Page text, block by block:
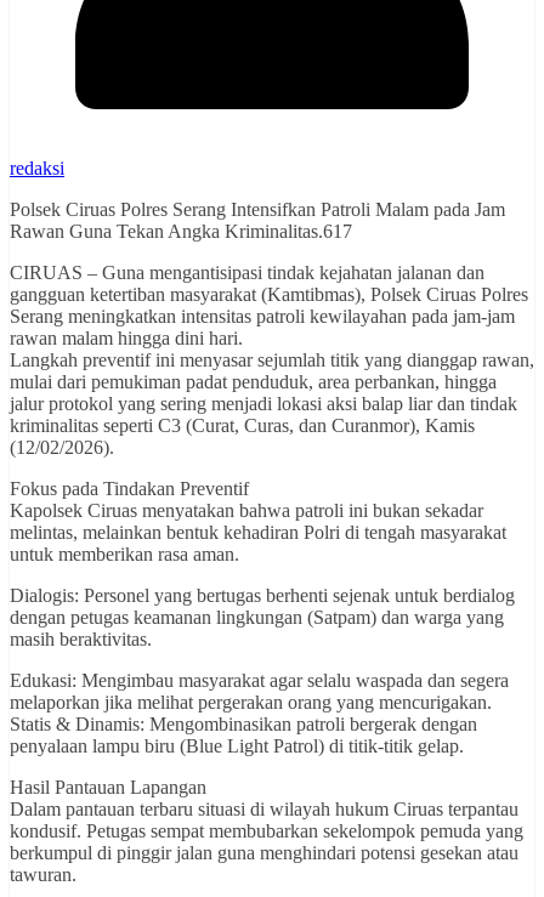
redaksi
Polsek Ciruas Polres Serang Intensifkan Patroli Malam pada Jam
Rawan Guna Tekan Angka Kriminalitas.617
CIRUAS – Guna mengantisipasi tindak kejahatan jalanan dan
gangguan ketertiban masyarakat (Kamtibmas), Polsek Ciruas Polres
Serang meningkatkan intensitas patroli kewilayahan pada jam-jam
rawan malam hingga dini hari.
Langkah preventif ini menyasar sejumlah titik yang dianggap rawan,
mulai dari pemukiman padat penduduk, area perbankan, hingga
jalur protokol yang sering menjadi lokasi aksi balap liar dan tindak
kriminalitas seperti C3 (Curat, Curas, dan Curanmor), Kamis
(12/02/2026).
Fokus pada Tindakan Preventif
Kapolsek Ciruas menyatakan bahwa patroli ini bukan sekadar
melintas, melainkan bentuk kehadiran Polri di tengah masyarakat
untuk memberikan rasa aman.
Dialogis: Personel yang bertugas berhenti sejenak untuk berdialog
dengan petugas keamanan lingkungan (Satpam) dan warga yang
masih beraktivitas.
Edukasi: Mengimbau masyarakat agar selalu waspada dan segera
melaporkan jika melihat pergerakan orang yang mencurigakan.
Statis & Dinamis: Mengombinasikan patroli bergerak dengan
penyalaan lampu biru (Blue Light Patrol) di titik-titik gelap.
Hasil Pantauan Lapangan
Dalam pantauan terbaru situasi di wilayah hukum Ciruas terpantau
kondusif. Petugas sempat membubarkan sekelompok pemuda yang
berkumpul di pinggir jalan guna menghindari potensi gesekan atau
tawuran.